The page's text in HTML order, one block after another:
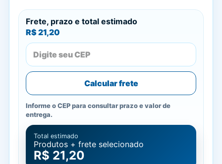
Frete, prazo e total estimado
R$ 21,20
Calcular frete
Informe o CEP para consultar prazo e valor de
entrega.
Total estimado
Produtos + frete selecionado
R$ 21,20